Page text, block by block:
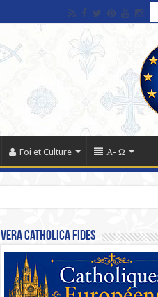
Foi et Culture Α- Ω
Vera Catholica Fides